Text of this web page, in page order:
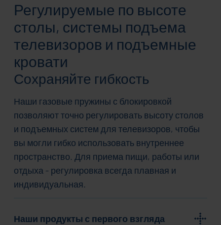
Регулируемые по высоте
столы, системы подъема
телевизоров и подъемные
кровати
Сохраняйте гибкость
Наши газовые пружины с блокировкой
позволяют точно регулировать высоту столов
и подъемных систем для телевизоров, чтобы
вы могли гибко использовать внутреннее
пространство. Для приема пищи, работы или
отдыха - регулировка всегда плавная и
индивидуальная.
Наши продукты с первого взгляда